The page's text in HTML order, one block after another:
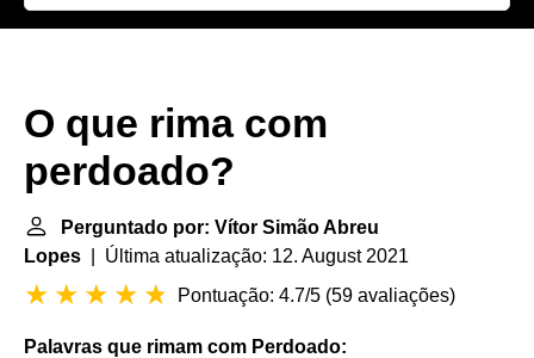
O que rima com
perdoado?
Perguntado por: Vítor Simão Abreu
Lopes | Última atualização: 12. August 2021
Pontuação: 4.7/5 (59 avaliações)
Palavras que rimam com Perdoado: